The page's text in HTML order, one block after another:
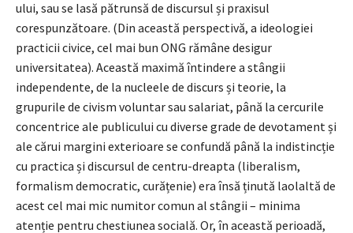
ului, sau se lasă pătrunsă de discursul și praxisul
corespunzătoare. (Din această perspectivă, a ideologiei
practicii civice, cel mai bun ONG rămâne desigur
universitatea). Această maximă întindere a stângii
independente, de la nucleele de discurs și teorie, la
grupurile de civism voluntar sau salariat, până la cercurile
concentrice ale publicului cu diverse grade de devotament și
ale cărui margini exterioare se confundă până la indistincție
cu practica și discursul de centru-dreapta (liberalism,
formalism democratic, curățenie) era însă ținută laolaltă de
acest cel mai mic numitor comun al stângii – minima
atenție pentru chestiunea socială. Or, în această perioadă,